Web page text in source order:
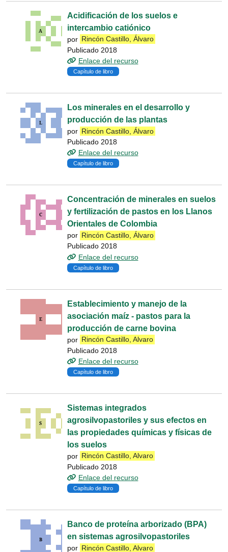
Acidificación de los suelos e
intercambio catiónico
por Rincón Castillo, Álvaro
Publicado 2018
Enlace del recurso
Capítulo de libro
Los minerales en el desarrollo y
producción de las plantas
por Rincón Castillo, Álvaro
Publicado 2018
Enlace del recurso
Capítulo de libro
Concentración de minerales en suelos
y fertilización de pastos en los Llanos
Orientales de Colombia
por Rincón Castillo, Álvaro
Publicado 2018
Enlace del recurso
Capítulo de libro
Establecimiento y manejo de la
asociación maíz - pastos para la
producción de carne bovina
por Rincón Castillo, Alvaro
Publicado 2018
Enlace del recurso
Capítulo de libro
Sistemas integrados
agrosilvopastoriles y sus efectos en
las propiedades químicas y físicas de
los suelos
por Rincón Castillo, Alvaro
Publicado 2018
Enlace del recurso
Capítulo de libro
Banco de proteína arborizado (BPA)
en sistemas agrosilvopastoriles
por Rincón Castillo, Alvaro